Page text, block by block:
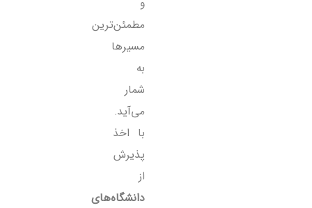
و
مطمئن‌ترین
مسیرها
به
شمار
می‌آید.
با اخذ
پذیرش
از
دانشگاه‌های